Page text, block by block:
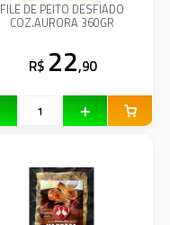
FILE DE PEITO DESFIADO
COZ.AURORA 360GR
R$ 22,90